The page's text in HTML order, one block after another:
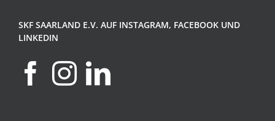
SKF SAARLAND E.V. AUF INSTAGRAM, FACEBOOK UND
LINKEDIN